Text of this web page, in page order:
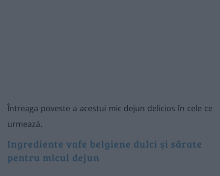
Întreaga poveste a acestui mic dejun delicios în cele ce
urmează.
Ingrediente vafe belgiene dulci și sărate
pentru micul dejun